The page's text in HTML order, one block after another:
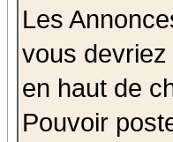
Les
vous
en haut de
Pouvoir